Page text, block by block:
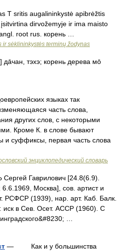
T sritis augalininkystė apibrėžtis
dirvožemyje ir ima maisto
root rus. корень …
sėklininkystės terminų žodynas
тэхэ; корень дерева мо̄
языках так
часть слова,
других слов, с некоторыми
Кроме К. в слове бывают
и суффиксы, первая часть слова
энциклопедический словарь
Гаврилович [24.8(6.9).
Москва], сов. артист и
РСФСР (1939), нар. арт. Каб. Балк.
иск в Сев. Осет. АССР (1960). С
…
— Как и у большинства